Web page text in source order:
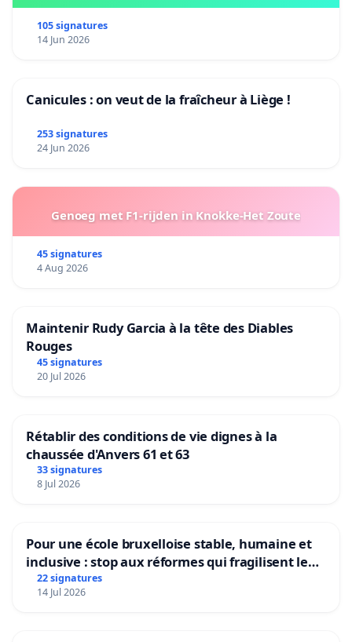
105 signatures
14 Jun 2026
Canicules : on veut de la fraîcheur à Liège !
253 signatures
24 Jun 2026
Genoeg met F1-rijden in Knokke-Het Zoute
45 signatures
4 Aug 2026
Maintenir Rudy Garcia à la tête des Diables
Rouges
45 signatures
20 Jul 2026
Rétablir des conditions de vie dignes à la
chaussée d'Anvers 61 et 63
33 signatures
8 Jul 2026
Pour une école bruxelloise stable, humaine et
inclusive : stop aux réformes qui fragilisent le
primaire
22 signatures
14 Jul 2026